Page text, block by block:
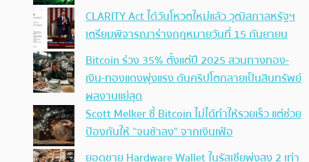
CLARITY Act ได้วันโหวตใหม่แล้ว วุฒิสภาสหรัฐฯ
เตรียมพิจารณาร่างกฎหมายวันที่ 15 กันยายน
Bitcoin ร่วง 35% ตั้งแต่ปี 2025 สวนทางทอง-
เงิน-ทองแดงพุ่งแรง ดันคริปโตกลายเป็นสินทรัพย์
ผลงานแย่สุด
Scott Melker ชี้ Bitcoin ไม่ได้ทำให้รวยเร็ว แต่ช่วย
ป้องกันให้ “จนช้าลง” จากเงินเฟ้อ
ยอดขาย Hardware Wallet ในรัสเซียพุ่งสูง 2 เท่า